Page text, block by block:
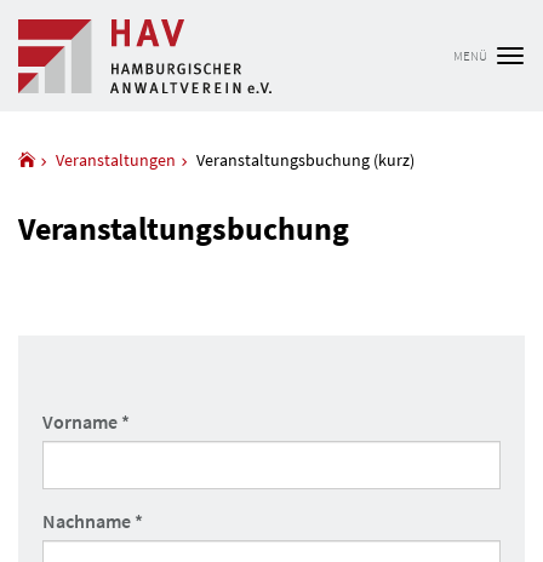
MENÜ
Veranstaltungen Veranstaltungsbuchung (kurz)
Veranstaltungsbuchung
Vorname Pflichtfeld
*
Nachname Pflichtfeld
*